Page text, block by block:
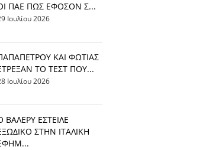
ΠΑΕ ΠΩΣ ΕΦΟΣΟΝ Σ...
Ιουλίου 2026
ΚΑΙ ΦΩΤΙΑΣ
ΤΟ ΤΕΣΤ ΠΟΥ...
Ιουλίου 2026
ΒΑΛΕΡΥ ΕΣΤΕΙΛΕ
ΣΤΗΝ ΙΤΑΛΙΚΗ